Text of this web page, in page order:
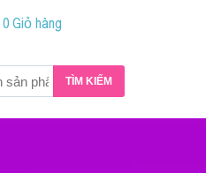
0 Giỏ hàng
TÌM KIẾM